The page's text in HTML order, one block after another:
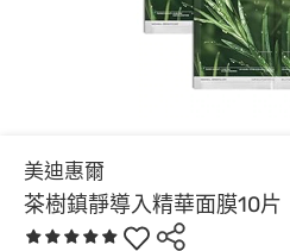
美迪惠爾
茶樹鎮靜導入精華面膜10片